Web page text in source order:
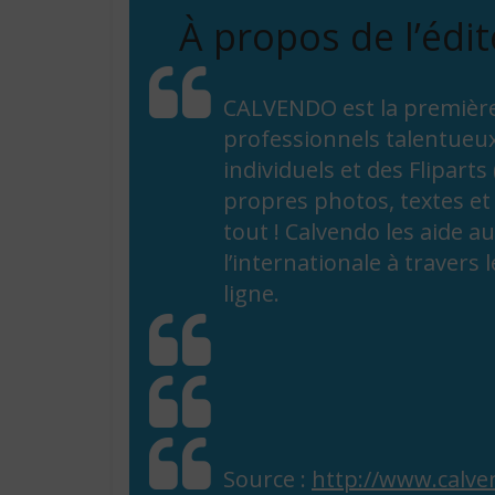
À propos de
CALVENDO est la
professionnels
individuels et des Fliparts
propres photos, textes et
tout ! Calvendo les aide
l’internationale à travers
ligne.
Source : http://